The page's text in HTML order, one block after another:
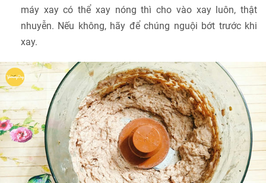
máy xay có thể xay nóng thì cho vào xay luôn, thật
nhuyễn. Nếu không, hãy để chúng nguội bớt trước khi
xay.